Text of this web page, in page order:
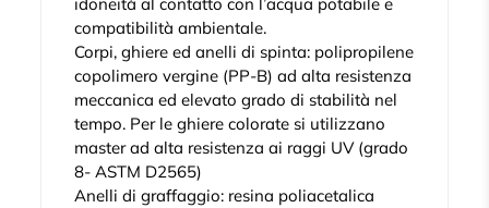
idoneità al contatto con l’acqua potabile e
compatibilità ambientale.
Corpi, ghiere ed anelli di spinta: polipropilene
copolimero vergine (PP-B) ad alta resistenza
meccanica ed elevato grado di stabilità nel
tempo. Per le ghiere colorate si utilizzano
master ad alta resistenza ai raggi UV (grado
8- ASTM D2565)
Anelli di graffaggio: resina poliacetalica